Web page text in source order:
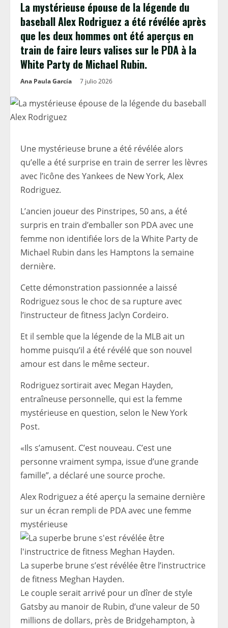
La mystérieuse épouse de la légende du
baseball Alex Rodriguez a été révélée après
que les deux hommes ont été aperçus en
train de faire leurs valises sur le PDA à la
White Party de Michael Rubin.
Ana Paula García 7 julio 2026
Une mystérieuse brune a été révélée alors
qu’elle a été surprise en train de serrer les lèvres
avec l’icône des Yankees de New York, Alex
Rodriguez.
L’ancien joueur des Pinstripes, 50 ans, a été
surpris en train d’emballer son PDA avec une
femme non identifiée lors de la White Party de
Michael Rubin dans les Hamptons la semaine
dernière.
Cette démonstration passionnée a laissé
Rodriguez sous le choc de sa rupture avec
l’instructeur de fitness Jaclyn Cordeiro.
Et il semble que la légende de la MLB ait un
homme puisqu’il a été révélé que son nouvel
amour est dans le même secteur.
Rodriguez sortirait avec Megan Hayden,
entraîneuse personnelle, qui est la femme
mystérieuse en question, selon le New York
Post.
«Ils s’amusent. C’est nouveau. C’est une
personne vraiment sympa, issue d’une grande
famille”, a déclaré une source proche.
Alex Rodriguez a été aperçu la semaine dernière
sur un écran rempli de PDA avec une femme
mystérieuse
La superbe brune s’est révélée être l’instructrice
de fitness Meghan Hayden.
Le couple serait arrivé pour un dîner de style
Gatsby au manoir de Rubin, d’une valeur de 50
millions de dollars, près de Bridgehampton, à